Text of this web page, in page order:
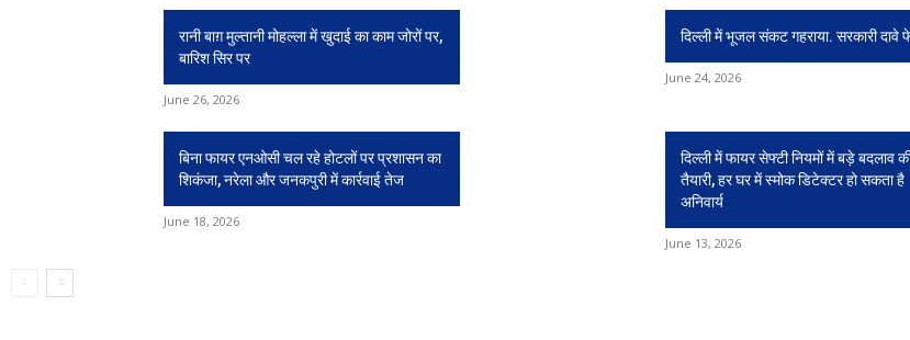
रानी बाग़ मुल्तानी मोहल्ला में खुदाई का काम जोरों पर,
बारिश सिर पर
June 26, 2026
दिल्ली में भूजल संकट गहराया. सरकारी दावे
June 24, 2026
बिना फायर एनओसी चल रहे होटलों पर प्रशासन का
शिकंजा, नरेला और जनकपुरी में कार्रवाई तेज
June 18, 2026
दिल्ली में फायर सेफ्टी नियमों में बड़े बदलाव
तैयारी, हर घर में स्मोक डिटेक्टर हो सकता है
अनिवार्य
June 13, 2026